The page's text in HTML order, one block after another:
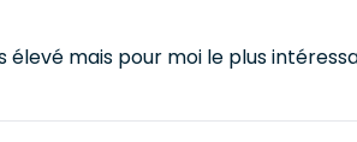
mais pour moi le plus